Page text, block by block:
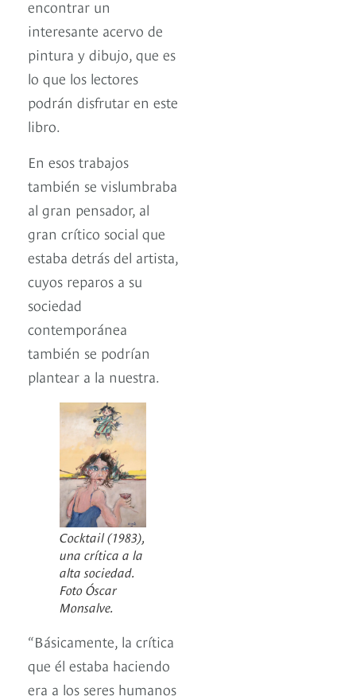
encontrar un
interesante acervo de
pintura y dibujo, que es
lo que los lectores
podrán disfrutar en este
libro.
En esos trabajos
también se vislumbraba
al gran pensador, al
gran crítico social que
estaba detrás del artista,
cuyos reparos a su
sociedad
contemporánea
también se podrían
plantear a la nuestra.
Cocktail (1983),
una crítica a la
alta sociedad.
Foto Óscar
Monsalve.
“Básicamente, la crítica
que él estaba haciendo
era a los seres humanos